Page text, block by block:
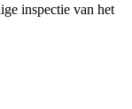
inspectie van het